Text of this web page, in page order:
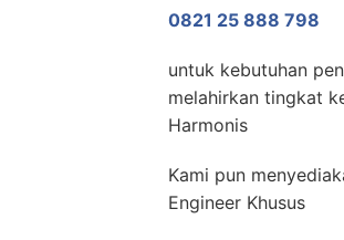
0821 25 888 798
untuk kebutuhan
melahirkan tingkat
Harmonis
Kami pun
Engineer Khusus